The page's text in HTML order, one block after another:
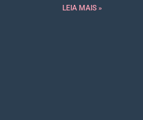
LEIA MAIS »